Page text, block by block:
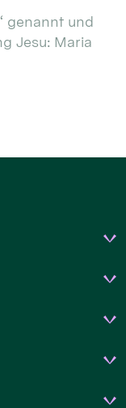
genannt und
Jesu: Maria